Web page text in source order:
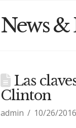
News &
Las
Clinton
admin 10/26/2016